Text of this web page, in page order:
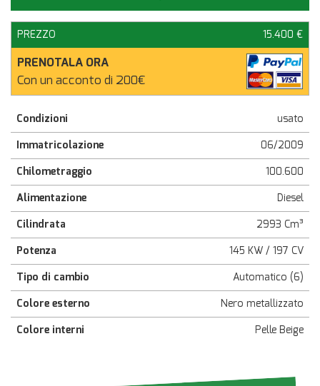
PREZZO 15.400 €
PRENOTALA ORA
Con un acconto di 200€
Condizioni
usato
Immatricolazione
06/2009
Chilometraggio
100.600
Alimentazione
Diesel
Cilindrata
2993 Cm³
Potenza
145 KW / 197 CV
Tipo di cambio
Automatico (6)
Colore esterno
Nero metallizzato
Colore interni
Pelle Beige